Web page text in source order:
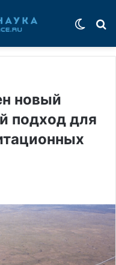
новый
подход для